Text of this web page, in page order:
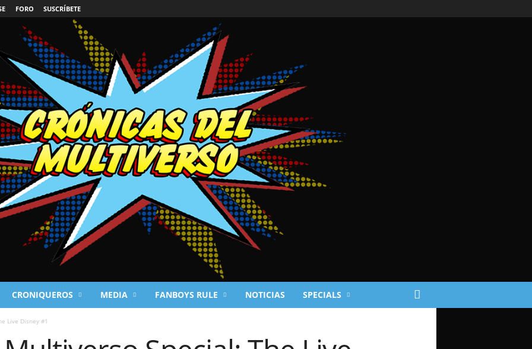
FORO SUSCRÍBETE
CRONIQUEROS MEDIA FANBOYS RULE NOTICIAS SPECIALS
Live Disney #1